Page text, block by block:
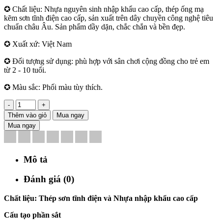
✪ Chất liệu: Nhựa nguyên sinh nhập khẩu cao cấp, thép ống mạ
kẽm sơn tĩnh điện cao cấp, sản xuất trên dây chuyền công nghệ tiêu
chuẩn châu Âu. Sản phẩm dầy dặn, chắc chắn và bền đẹp.
✪ Xuất xứ: Việt Nam
✪ Đối tượng sử dụng: phù hợp với sân chơi cộng đồng cho trẻ em
từ 2 - 10 tuổi.
✪ Màu sắc: Phối màu tùy thích.
-
+
Thêm vào giỏ
Mua ngay
Mua ngay
Mô tả
Đánh giá (0)
Chất liệu: Thép sơn tĩnh điện và Nhựa nhập khẩu cao cấp
Cấu tạo phần sắt